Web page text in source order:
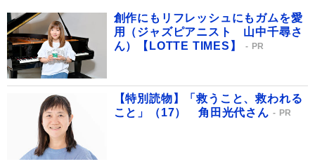
創作にもリフレッシュにもガムを愛
用（ジャズピアニスト 山中千尋さ
ん）【LOTTE TIMES】
PR
【特別読物】「救うこと、救われる
こと」（17） 角田光代さん
PR